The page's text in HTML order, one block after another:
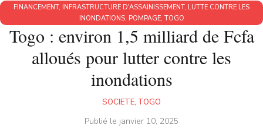
FINANCEMENT, INFRASTRUCTURE D'ASSAINISSEMENT, LUTTE CONTRE LES
INONDATIONS, POMPAGE, TOGO
Togo : environ 1,5 milliard de Fcfa
alloués pour lutter contre les
inondations
SOCIETE, TOGO
Publié le janvier 10, 2025